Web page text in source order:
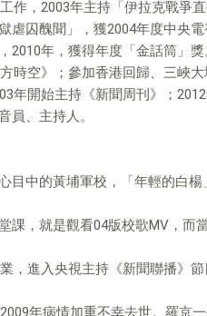
作，2003年主持「伊拉克戰爭
虐囚醜聞」，獲2004年度中央
2010年，獲得年度「金話筒」獎
時空》；參加香港回歸、三峽
年開始主持《新聞周刊》；
員、主持人。
目中的黃埔軍校，「年輕的白
課，就是觀看04版校歌MV，而
，進入央視主持《新聞聯播》
年病情加重不幸去世。羅京